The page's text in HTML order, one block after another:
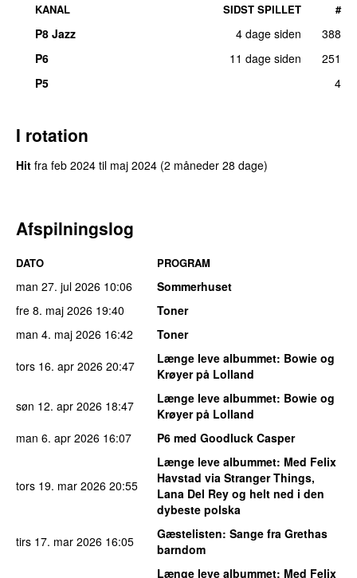
KANAL SIDST SPILLET #
P8 Jazz 4 dage siden
388
P6
11 dage siden
251
P5
4
I rotation
Hit fra feb 2024 til maj 2024 (2 måneder 28 dage)
Afspilningslog
DATO PROGRAM
man 27. jul 2026 10:06
Sommerhuset
fre 8. maj 2026 19:40
Toner
man 4. maj 2026 16:42
Toner
tors 16. apr 2026 20:47 Længe leve albummet: Bowie og
Krøyer på Lolland
søn 12. apr 2026 18:47 Længe leve albummet: Bowie og
Krøyer på Lolland
man 6. apr 2026 16:07 P6 med Goodluck Casper
tors 19. mar 2026 20:55
Længe leve albummet: Med Felix
Havstad via Stranger Things,
Lana Del Rey og helt ned i den
dybeste polska
tirs 17. mar 2026 16:05 Gæstelisten: Sange fra Grethas
barndom
Længe leve albummet: Med Felix